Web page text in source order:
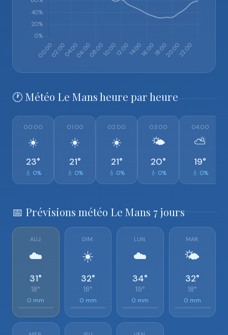
🕐 Météo Le Mans heure par heure
00:00
☀️
23°
💧 0%
01:00
☀️
21°
💧 0%
02:00
☀️
21°
💧 0%
03:00
🌤️
20°
💧 0%
04:00
⛅
19°
💧 0%
📅 Prévisions météo Le Mans 7 jours
AUJ.
☁️
31°
18°
0 mm
DIM.
☀️
32°
18°
0 mm
LUN.
☁️
34°
19°
0 mm
MAR.
🌤️
32°
18°
0 mm